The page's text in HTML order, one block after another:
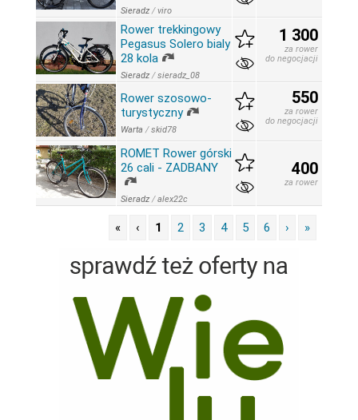
Sieradz /viro
Rower trekkingowy
Pegasus Solero bialy
28 kola
Sieradz /sieradz_08
1 300
za rower
do negocjacji
Rower szosowo-
turystyczny
Warta /skid78
550
za rower
do negocjacji
ROMET Rower górski
26 cali - ZADBANY
Sieradz /alex22c
400
za rower
« ‹ 1 2 3 4 5 6 › »